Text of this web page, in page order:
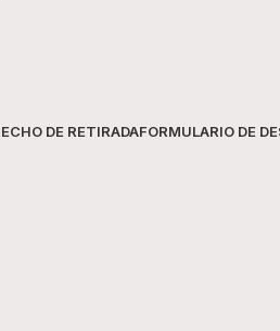
DE RETIRADAFORMULARIO DE